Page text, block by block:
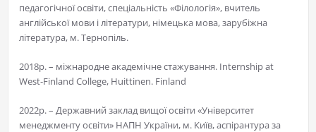
педагогічної освіти, спеціальність «Філологія», вчитель
англійської мови і літератури, німецька мова, зарубіжна
література, м. Тернопіль.
2018р. – міжнародне академічне стажування. Internship at
West-Finland College, Huittinen. Finland
2022р. – Державний заклад вищої освіти «Університет
менеджменту освіти» НАПН України, м. Київ, аспірантура за